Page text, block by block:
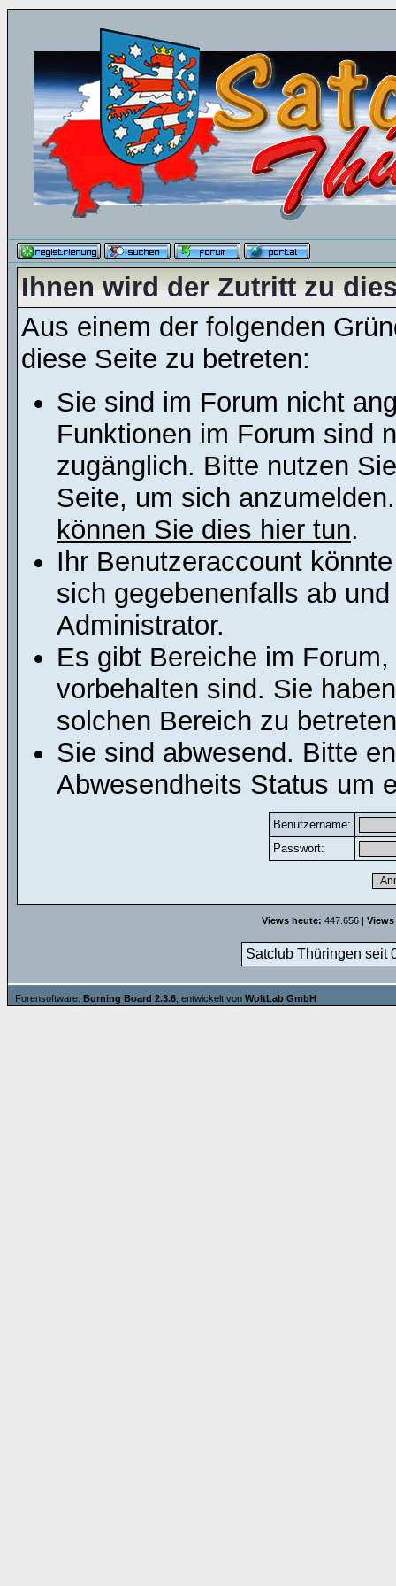
Ihnen wird der Zutritt zu
Aus einem der folgenden
diese Seite zu betreten:
Sie sind im Forum nicht
Funktionen im Forum sind
zugänglich. Bitte nutzen
Seite, um sich
können Sie dies hier tun.
Ihr Benutzeraccount
sich gegebenenfalls ab
Administrator.
Es gibt Bereiche im
vorbehalten sind. Sie
solchen Bereich zu
Sie sind abwesend. Bitte
Abwesendheits Status um
Benutzername:
Passwort:
Views heute: 447.656 |
Satclub Thüringen seit
Forensoftware: Burning Board 2.3.6 , entwickelt von WoltLab GmbH